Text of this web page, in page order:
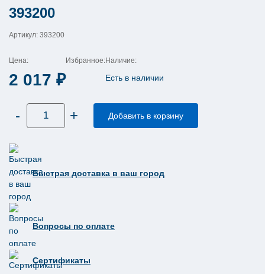
393200
Артикул: 393200
Цена:
2 017 ₽
Избранное:Наличие:
Есть в наличии
-
Количество
товара
(Торк)
безворсовый
Премиум
1
слой
120
393200
+ Добавить в корзину
Быстрая доставка в ваш город
Вопросы по оплате
Сертификаты